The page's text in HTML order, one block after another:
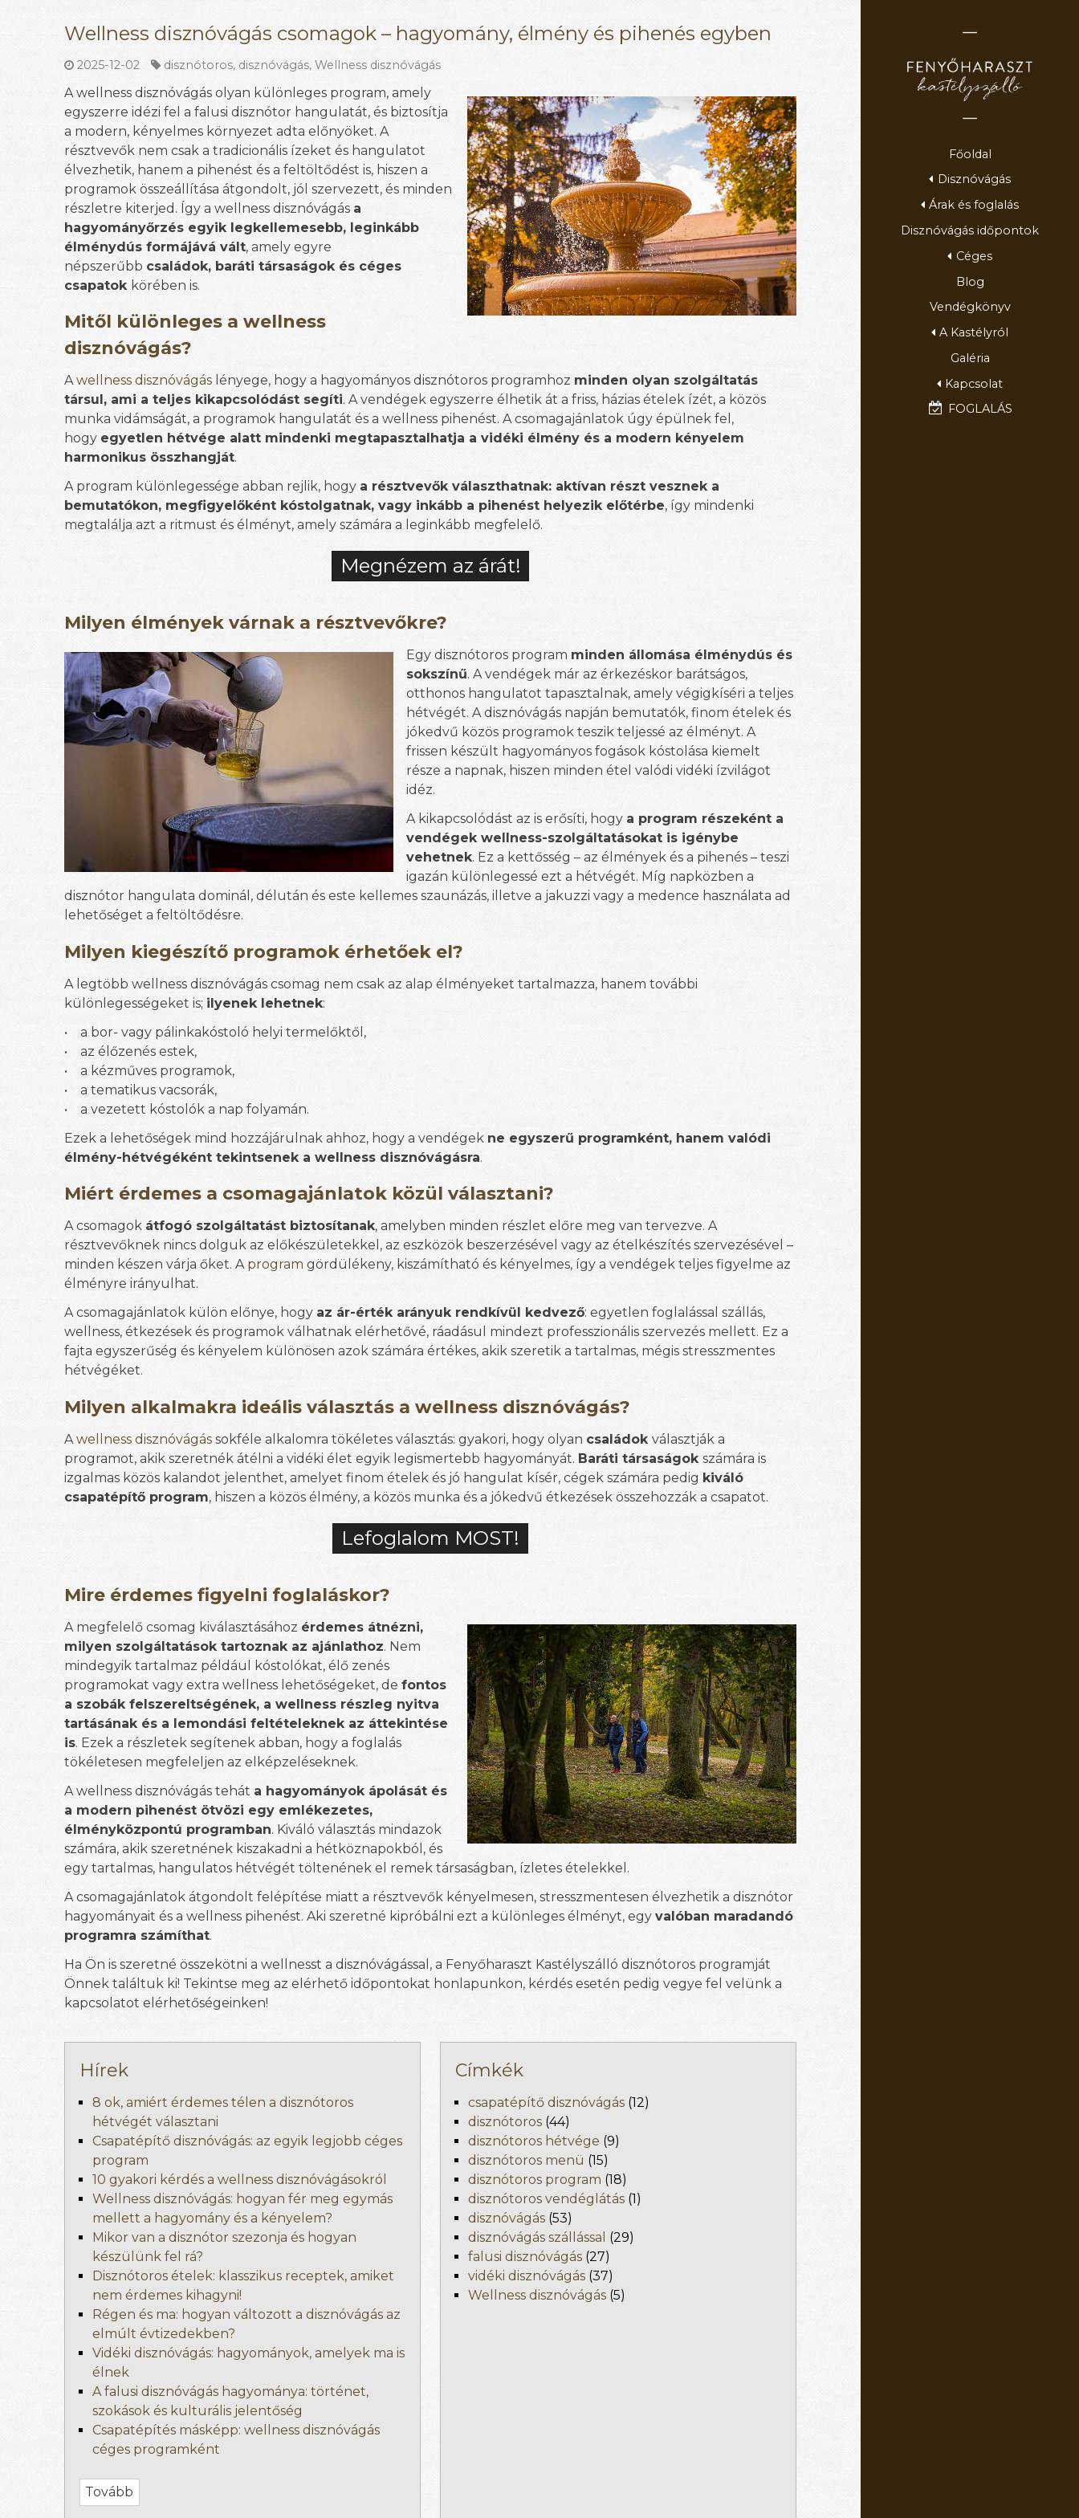
Főoldal
Disznóvágás
Árak és foglalás
Disznóvágás időpontok
Céges
Blog
Vendégkönyv
A Kastélyról
Galéria
Kapcsolat
FOGLALÁS
Wellness disznóvágás csomagok – hagyomány, élmény és pihenés egyben
2025-12-02 disznótoros, disznóvágás,Wellness disznóvágás
A wellness disznóvágás olyan különleges program, amely
egyszerre idézi fel a falusi disznótor hangulatát, és biztosítja
a modern, kényelmes környezet adta előnyöket. A
résztvevők nem csak a tradicionális ízeket és hangulatot
élvezhetik, hanem a pihenést és a feltöltődést is, hiszen a
programok összeállítása átgondolt, jól szervezett, és minden
részletre kiterjed. Így a wellness disznóvágás a
hagyományőrzés egyik legkellemesebb, leginkább
élménydús formájává vált, amely egyre
népszerűbb családok, baráti társaságok és céges
csapatok körében is.
Mitől különleges a wellness
disznóvágás?
Awellness disznóvágás lényege, hogy a hagyományos disznótoros programhoz minden olyan szolgáltatás
társul, ami a teljes kikapcsolódást segíti. A vendégek egyszerre élhetik át a friss, házias ételek ízét, a közös
munka vidámságát, a programok hangulatát és a wellness pihenést. A csomagajánlatok úgy épülnek fel,
hogy egyetlen hétvége alatt mindenki megtapasztalhatja a vidéki élmény és a modern kényelem
harmonikus összhangját.
A program különlegessége abban rejlik, hogy a résztvevők választhatnak: aktívan részt vesznek a
bemutatókon, megfigyelőként kóstolgatnak, vagy inkább a pihenést helyezik előtérbe, így mindenki
megtalálja azt a ritmust és élményt, amely számára a leginkább megfelelő.
Megnézem az árát!
Milyen élmények várnak a résztvevőkre?
Egy disznótoros program minden állomása élménydús és
sokszínű. A vendégek már az érkezéskor barátságos,
otthonos hangulatot tapasztalnak, amely végigkíséri a teljes
hétvégét. A disznóvágás napján bemutatók, finom ételek és
jókedvű közös programok teszik teljessé az élményt. A
frissen készült hagyományos fogások kóstolása kiemelt
része a napnak, hiszen minden étel valódi vidéki ízvilágot
idéz.
A kikapcsolódást az is erősíti, hogy a program részeként a
vendégek wellness-szolgáltatásokat is igénybe
vehetnek. Ez a kettősség – az élmények és a pihenés – teszi
igazán különlegessé ezt a hétvégét. Míg napközben a
disznótor hangulata dominál, délután és este kellemes szaunázás, illetve a jakuzzi vagy a medence használata ad
lehetőséget a feltöltődésre.
Milyen kiegészítő programok érhetőek el?
A legtöbb wellness disznóvágás csomag nem csak az alap élményeket tartalmazza, hanem további
különlegességeket is; ilyenek lehetnek:
• a bor- vagy pálinkakóstoló helyi termelőktől,
• az élőzenés estek,
• a kézműves programok,
• a tematikus vacsorák,
• a vezetett kóstolók a nap folyamán.
Ezek a lehetőségek mind hozzájárulnak ahhoz, hogy a vendégek ne egyszerű programként, hanem valódi
élmény-hétvégéként tekintsenek a wellness disznóvágásra.
Miért érdemes a csomagajánlatok közül választani?
A csomagok átfogó szolgáltatást biztosítanak, amelyben minden részlet előre meg van tervezve. A
résztvevőknek nincs dolguk az előkészületekkel, az eszközök beszerzésével vagy az ételkészítés szervezésével –
minden készen várja őket. A program gördülékeny, kiszámítható és kényelmes, így a vendégek teljes figyelme az
élményre irányulhat.
A csomagajánlatok külön előnye, hogy az ár-érték arányuk rendkívül kedvező: egyetlen foglalással szállás,
wellness, étkezések és programok válhatnak elérhetővé, ráadásul mindezt professzionális szervezés mellett. Ez a
fajta egyszerűség és kényelem különösen azok számára értékes, akik szeretik a tartalmas, mégis stresszmentes
hétvégéket.
Milyen alkalmakra ideális választás a wellness disznóvágás?
A wellness disznóvágás sokféle alkalomra tökéletes választás: gyakori, hogy olyan családok választják a
programot, akik szeretnék átélni a vidéki élet egyik legismertebb hagyományát. Baráti társaságok számára is
izgalmas közös kalandot jelenthet, amelyet finom ételek és jó hangulat kísér, cégek számára pedig kiváló
csapatépítő program, hiszen a közös élmény, a közös munka és a jókedvű étkezések összehozzák a csapatot.
Lefoglalom MOST!
Mire érdemes figyelni foglaláskor?
A megfelelő csomag kiválasztásához érdemes átnézni,
milyen szolgáltatások tartoznak az ajánlathoz. Nem
mindegyik tartalmaz például kóstolókat, élő zenés
programokat vagy extra wellness lehetőségeket, de fontos
a szobák felszereltségének, a wellness részleg nyitva
tartásának és a lemondási feltételeknek az áttekintése
is. Ezek a részletek segítenek abban, hogy a foglalás
tökéletesen megfeleljen az elképzeléseknek.
A wellness disznóvágás tehát a hagyományok ápolását és
a modern pihenést ötvözi egy emlékezetes,
élményközpontú programban. Kiváló választás mindazok
számára, akik szeretnének kiszakadni a hétköznapokból, és
egy tartalmas, hangulatos hétvégét töltenének el remek társaságban, ízletes ételekkel.
A csomagajánlatok átgondolt felépítése miatt a résztvevők kényelmesen, stresszmentesen élvezhetik a disznótor
hagyományait és a wellness pihenést. Aki szeretné kipróbálni ezt a különleges élményt, egy valóban maradandó
programra számíthat.
Ha Ön is szeretné összekötni a wellnesst a disznóvágással, a Fenyőharaszt Kastélyszálló disznótoros programját
Önnek találtuk ki! Tekintse meg az elérhető időpontokat honlapunkon, kérdés esetén pedig vegye fel velünk a
kapcsolatot elérhetőségeinken!
Hírek
8 ok, amiért érdemes télen a disznótoros
hétvégét választani
Csapatépítő disznóvágás: az egyik legjobb céges
program
10 gyakori kérdés a wellness disznóvágásokról
Wellness disznóvágás: hogyan fér meg egymás
mellett a hagyomány és a kényelem?
Mikor van a disznótor szezonja és hogyan
készülünk fel rá?
Disznótoros ételek: klasszikus receptek, amiket
nem érdemes kihagyni!
Régen és ma: hogyan változott a disznóvágás az
elmúlt évtizedekben?
Vidéki disznóvágás: hagyományok, amelyek ma is
élnek
A falusi disznóvágás hagyománya: történet,
szokások és kulturális jelentőség
Csapatépítés másképp: wellness disznóvágás
céges programként
Tovább
Címkék
csapatépítő disznóvágás (12)
disznótoros (44)
disznótoros hétvége (9)
disznótoros menü (15)
disznótoros program (18)
disznótoros vendéglátás (1)
disznóvágás (53)
disznóvágás szállással (29)
falusi disznóvágás (27)
vidéki disznóvágás (37)
Wellness disznóvágás (5)